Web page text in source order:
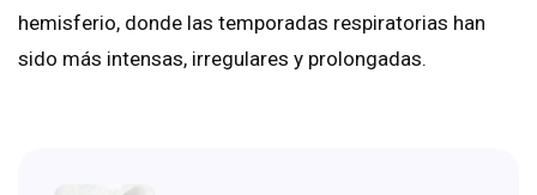
hemisferio, donde las temporadas respiratorias han
sido más intensas, irregulares y prolongadas.